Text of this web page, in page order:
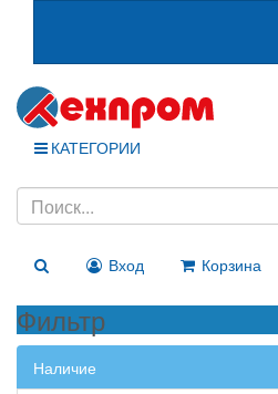
КАТЕГОРИИ
Вход Корзина
Фильтр
Наличие